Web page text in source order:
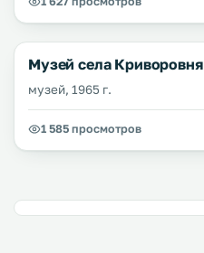
Музей села Криворовня
музей, 1965 г.
1 585 просмотров